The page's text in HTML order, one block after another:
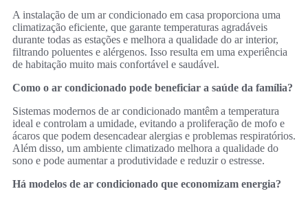
A instalação de um ar condicionado em casa proporciona uma
climatização eficiente, que garante temperaturas agradáveis
durante todas as estações e melhora a qualidade do ar interior,
filtrando poluentes e alérgenos. Isso resulta em uma experiência
de habitação muito mais confortável e saudável.
Como o ar condicionado pode beneficiar a saúde da família?
Sistemas modernos de ar condicionado mantêm a temperatura
ideal e controlam a umidade, evitando a proliferação de mofo e
ácaros que podem desencadear alergias e problemas respiratórios.
Além disso, um ambiente climatizado melhora a qualidade do
sono e pode aumentar a produtividade e reduzir o estresse.
Há modelos de ar condicionado que economizam energia?